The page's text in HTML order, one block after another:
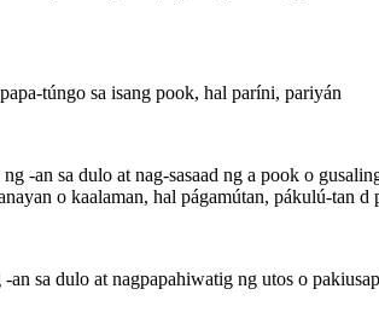
túngo sa isang pook, hal paríni, pariyán
-an sa dulo at nag-sasaad ng a pook o
o kaalaman, hal págamútan, pákulú-tan
sa dulo at nagpapahiwatig ng utos o